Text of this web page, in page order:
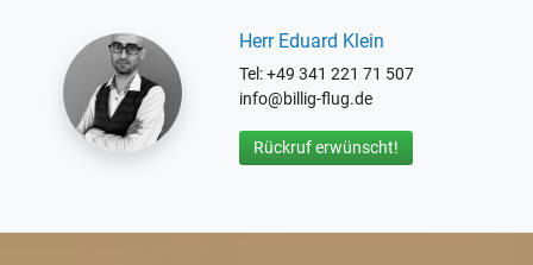
Herr Eduard Klein
Tel: +49 341 221 71 507
info@billig-flug.de
Rückruf erwünscht!